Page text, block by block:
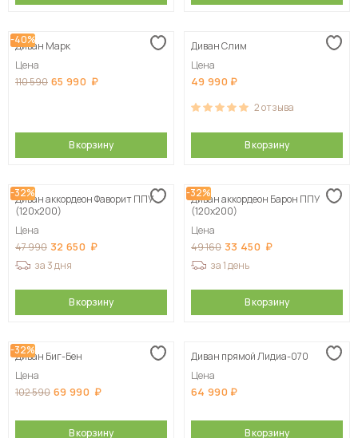
-40%
Диван Марк
Цена
110 590 65 990
В корзину
Диван Слим
Цена
49 990
2отзыва
В корзину
-32%
Диван аккордеон Фаворит ППУ
(120х200)
Цена
47 990 32 650
за 3 дня
В корзину
-32%
Диван аккордеон Барон ППУ
(120х200)
Цена
49 160 33 450
за 1 день
В корзину
-32%
Диван Биг-Бен
Цена
102 590 69 990
В корзину
Диван прямой Лидиа-070
Цена
64 990
В корзину